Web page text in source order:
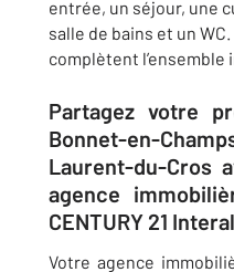
entrée, un séjour, une
salle de bains et un
complètent l’ensemble
Partagez votre
Bonnet-en-
Laurent-du-Cros
agence
CENTURY 21
Votre agence